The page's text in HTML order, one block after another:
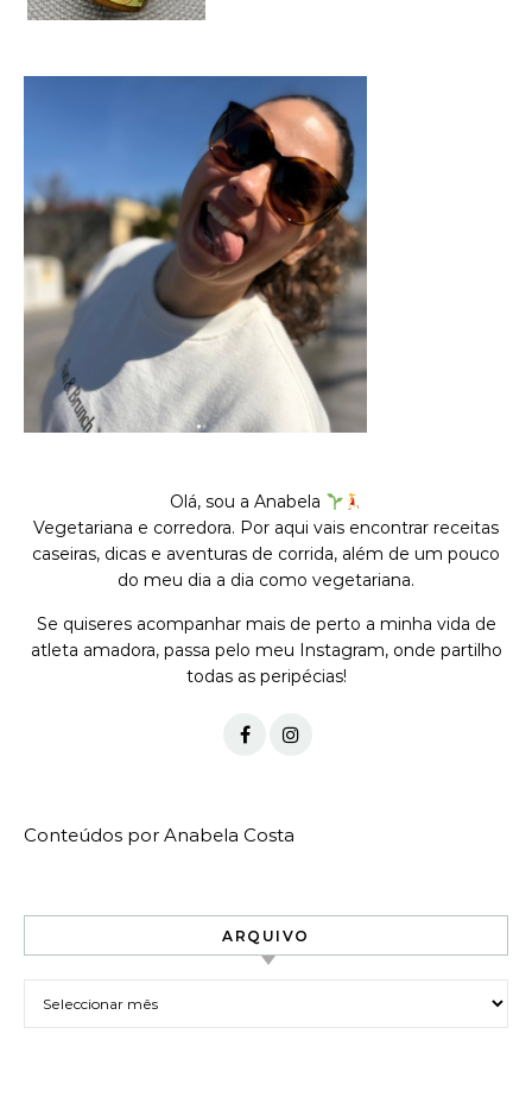
Olá, sou a Anabela
Vegetariana e corredora. Por aqui vais encontrar receitas
caseiras, dicas e aventuras de corrida, além de um pouco
do meu dia a dia como vegetariana.
Se quiseres acompanhar mais de perto a minha vida de
atleta amadora, passa pelo meu Instagram, onde partilho
todas as peripécias!
Conteúdos por Anabela Costa
ARQUIVO